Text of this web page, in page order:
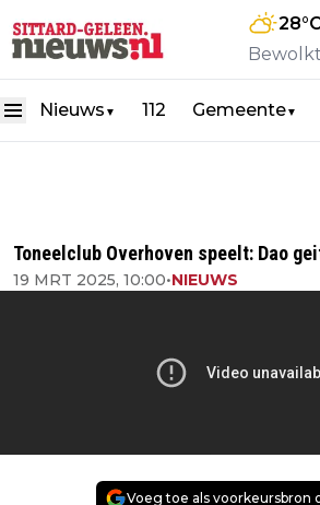
28
Bewolkt
Nieuws ▼ 112 Gemeente▼
Toneelclub Overhoven speelt: Dao
19 MRT 2025, 10:00•NIEUWS
Voeg toe als voorkeursbron